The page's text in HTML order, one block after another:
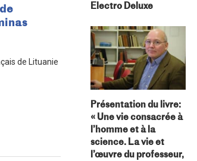
de Lituanie
Electro Deluxe
Présentation du livre:
« Une vie consacrée à
l’homme et à la
science. La vie et
l’œuvre du professeur,